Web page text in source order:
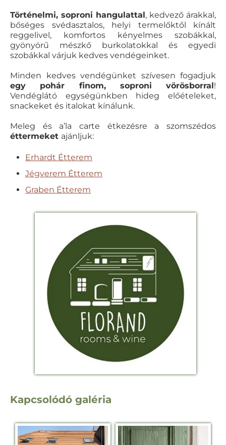
Történelmi, soproni hangulattal, kedvező árakkal,
bőséges svédasztalos, helyi termelőktől kínált
reggelivel, komfortos kényelmes szobákkal,
gyönyörű mészkő burkolatokkal és egyedi
szobákkal várjuk kedves vendégeinket.
Minden kedves vendégünket szívesen fogadjuk
egy pohár finom, soproni vörösborral!
Vendéglátó egységünkben hideg előételeket,
snackeket és italokat kínálunk.
Meleg és a’la carte étkezésre a szomszédos
éttermeket ajánljuk:
Erhardt Étterem
Jégverem Étterem
Graben Étterem
Kapcsolódó galéria